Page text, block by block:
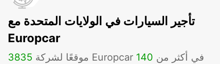
تأجير السيارات في الولايات المتحدة مع
Europcar
3835 موقعًا لشركة Europcar في أكثر من 140